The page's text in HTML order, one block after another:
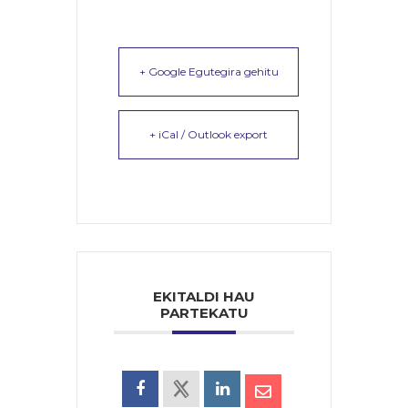
+ Google Egutegira gehitu
+ iCal / Outlook export
EKITALDI HAU
PARTEKATU